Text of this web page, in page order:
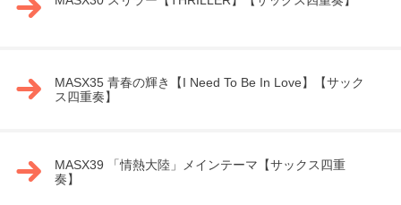
MASX35 青春の輝き【I Need To Be In Love】【サック
ス四重奏】
MASX39 「情熱大陸」メインテーマ【サックス四重
奏】